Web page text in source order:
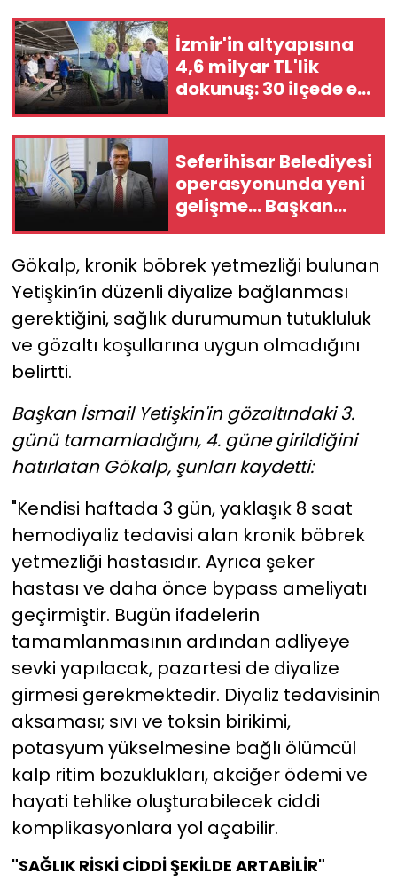
İzmir'in altyapısına
4,6 milyar TL'lik
dokunuş: 30 ilçede eş
zamanlı seferberlik
Seferihisar Belediyesi
operasyonunda yeni
gelişme... Başkan
Yetişkin gözaltına
Gökalp, kronik böbrek yetmezliği bulunan
Yetişkin’in düzenli diyalize bağlanması
gerektiğini, sağlık durumumun tutukluluk
ve gözaltı koşullarına uygun olmadığını
belirtti.
Başkan İsmail Yetişkin'in gözaltındaki 3.
günü tamamladığını, 4. güne girildiğini
hatırlatan Gökalp, şunları kaydetti:
"Kendisi haftada 3 gün, yaklaşık 8 saat
hemodiyaliz tedavisi alan kronik böbrek
yetmezliği hastasıdır. Ayrıca şeker
hastası ve daha önce bypass ameliyatı
geçirmiştir. Bugün ifadelerin
tamamlanmasının ardından adliyeye
sevki yapılacak, pazartesi de diyalize
girmesi gerekmektedir. Diyaliz tedavisinin
aksaması; sıvı ve toksin birikimi,
potasyum yükselmesine bağlı ölümcül
kalp ritim bozuklukları, akciğer ödemi ve
hayati tehlike oluşturabilecek ciddi
komplikasyonlara yol açabilir.
"SAĞLIK RİSKİ CİDDİ ŞEKİLDE ARTABİLİR"